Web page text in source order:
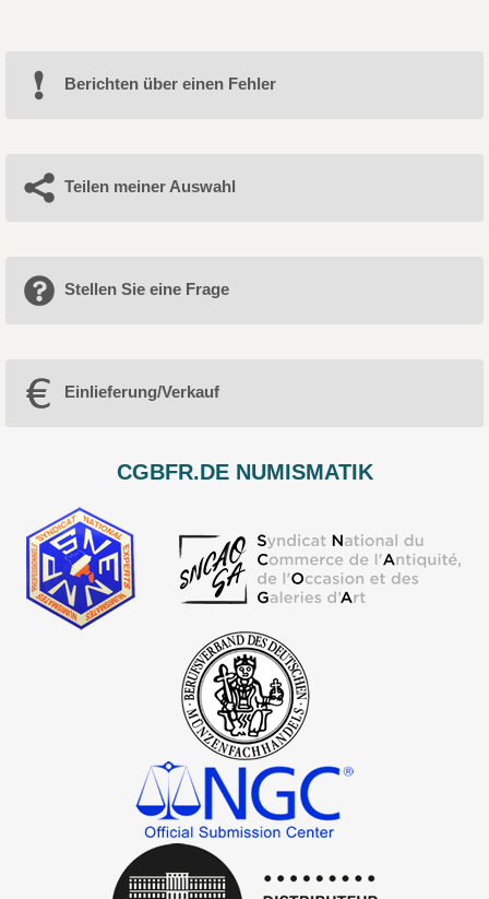
Berichten über einen Fehler
Teilen meiner Auswahl
Stellen Sie eine Frage
Einlieferung/Verkauf
CGBFR.DE NUMISMATIK